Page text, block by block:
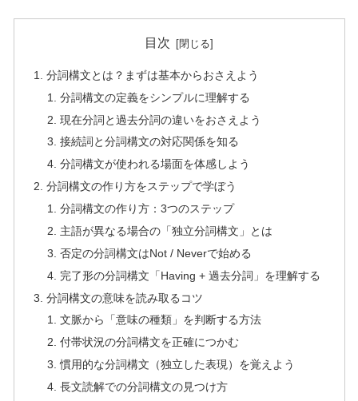
目次
分詞構文とは？まずは基本からおさえよう
分詞構文の定義をシンプルに理解する
現在分詞と過去分詞の違いをおさえよう
接続詞と分詞構文の対応関係を知る
分詞構文が使われる場面を体感しよう
分詞構文の作り方をステップで学ぼう
分詞構文の作り方：3つのステップ
主語が異なる場合の「独立分詞構文」とは
否定の分詞構文はNot / Neverで始める
完了形の分詞構文「Having + 過去分詞」を理解する
分詞構文の意味を読み取るコツ
文脈から「意味の種類」を判断する方法
付帯状況の分詞構文を正確につかむ
慣用的な分詞構文（独立した表現）を覚えよう
長文読解での分詞構文の見つけ方